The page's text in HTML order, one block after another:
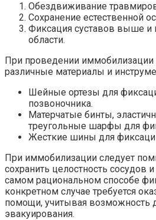
Обездвиживание
Сохранение естественной
Фиксация суставов выше
области.
При проведении
различные материалы и
Шейные ортезы для
позвоночника.
Матерчатые бинты,
треугольные шарфы для
Жесткие шины для
При иммобилизации следует
сохранить целостность сосудов
самом рациональном способе
конкретном случае требуется
помощи, учитывая возможность
эвакуирования.